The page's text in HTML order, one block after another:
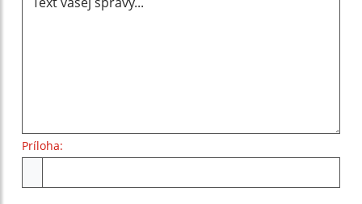
Príloha: